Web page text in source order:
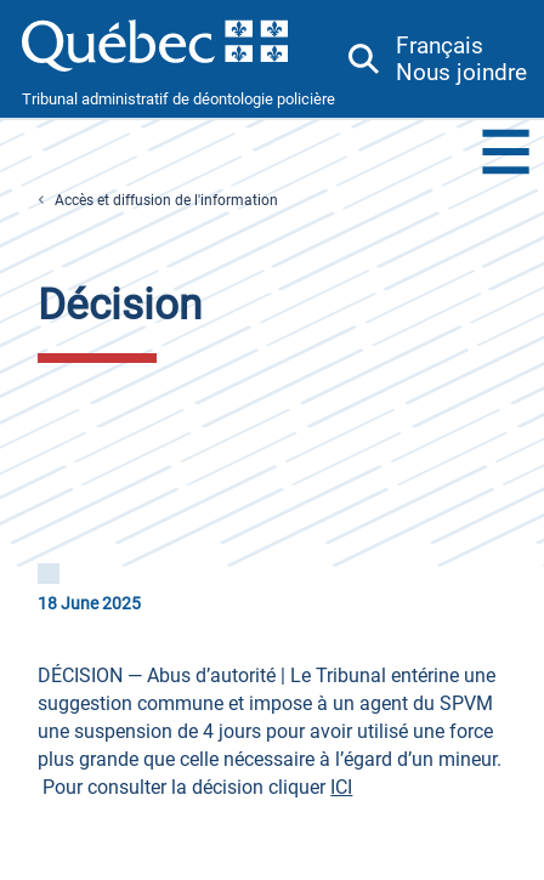
Tribunal administratif de déontologie policière
Français
Nous joindre
Menu
Toggle
Accès et diffusion de l'information
Décision
18 June 2025
DÉCISION — Abus d’autorité | Le Tribunal entérine une
suggestion commune et impose à un agent du SPVM
une suspension de 4 jours pour avoir utilisé une force
plus grande que celle nécessaire à l’égard d’un mineur.
Pour consulter la décision cliquer ICI